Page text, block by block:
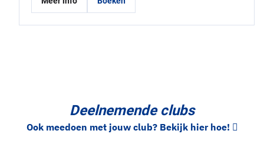
Deelnemende clubs
Ook meedoen met jouw club? Bekijk hier hoe!